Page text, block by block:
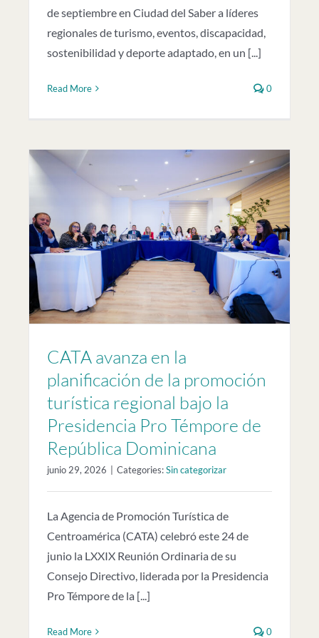
de septiembre en Ciudad del Saber a líderes
regionales de turismo, eventos, discapacidad,
sostenibilidad y deporte adaptado, en un [...]
Read More 0
CATA avanza en la
planificación de la promoción
turística regional bajo la
Presidencia Pro Témpore de
República Dominicana
junio 29, 2026 Categories:Sin categorizar
La Agencia de Promoción Turística de
Centroamérica (CATA) celebró este 24 de
junio la LXXIX Reunión Ordinaria de su
Consejo Directivo, liderada por la Presidencia
Pro Témpore de la [...]
Read More 0